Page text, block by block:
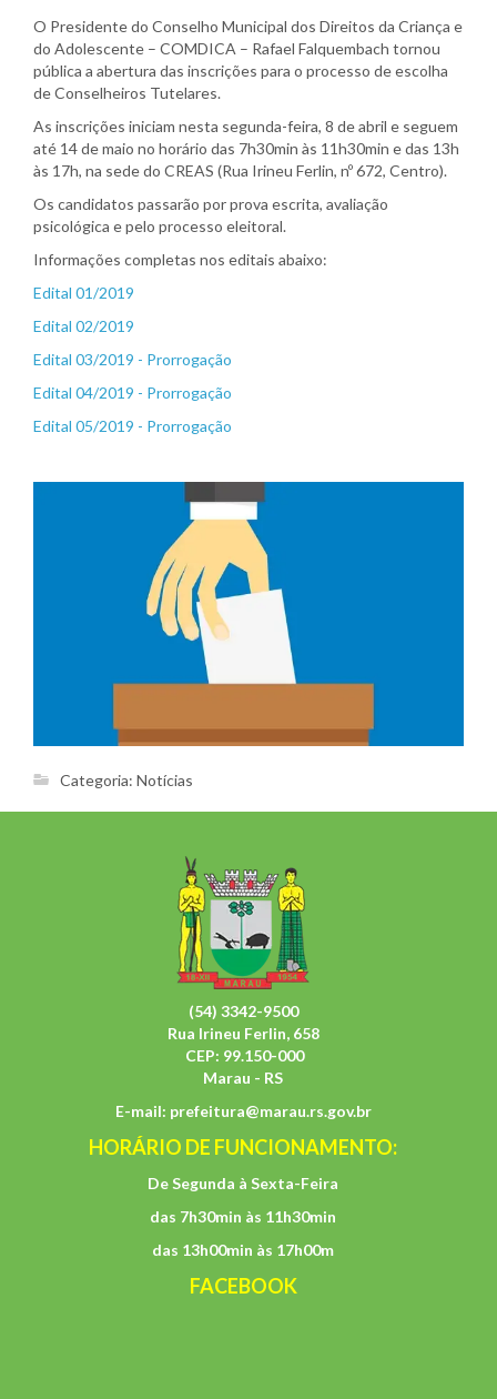
O Presidente do Conselho Municipal dos Direitos da Criança e
do Adolescente – COMDICA – Rafael Falquembach tornou
pública a abertura das inscrições para o processo de escolha
de Conselheiros Tutelares.
As inscrições iniciam nesta segunda-feira, 8 de abril e seguem
até 14 de maio no horário das 7h30min às 11h30min e das 13h
às 17h, na sede do CREAS (Rua Irineu Ferlin, nº 672, Centro).
Os candidatos passarão por prova escrita, avaliação
psicológica e pelo processo eleitoral.
Informações completas nos editais abaixo:
Edital 01/2019
Edital 02/2019
Edital 03/2019 - Prorrogação
Edital 04/2019 - Prorrogação
Edital 05/2019 - Prorrogação
Categoria: Notícias
(54) 3342-9500
Rua Irineu Ferlin, 658
CEP: 99.150-000
Marau - RS
E-mail: prefeitura@marau.rs.gov.br
HORÁRIO DE FUNCIONAMENTO:
De Segunda à Sexta-Feira
das 7h30min às 11h30min
das 13h00min às 17h00m
FACEBOOK